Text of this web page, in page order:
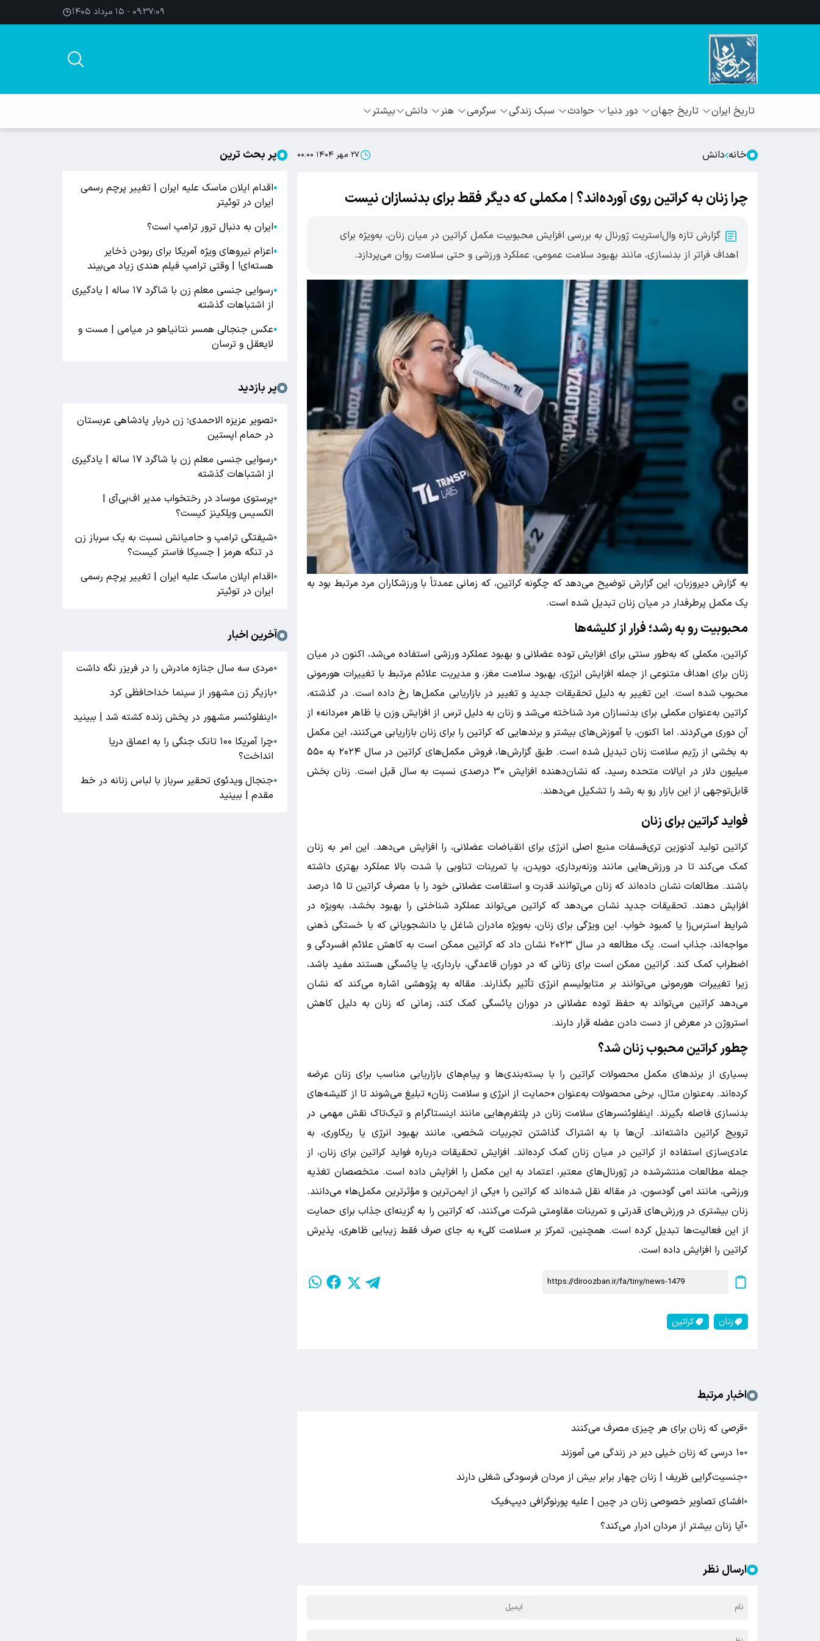
۰۹:۳۷:۱۰ - ۱۵ مرداد ۱۴۰۵
تاریخ ایران تاریخ جهان دور دنیا حوادث سبک زندگی سرگرمی هنر دانش بیشتر
خانه دانش ۲۷ مهر ۱۴۰۴ ۰۰:۰۰
چرا زنان به کراتین روی آورده‌اند؟ | مکملی که دیگر فقط برای بدنسازان نیست
گزارش تازه وال‌استریت ژورنال به بررسی افزایش محبوبیت مکمل کراتین در میان زنان، به‌ویژه برای
اهداف فراتر از بدنسازی، مانند بهبود سلامت عمومی، عملکرد ورزشی و حتی سلامت روان می‌پردازد.
به گزارش دیروزبان، این گزارش توضیح می‌دهد که چگونه کراتین، که زمانی عمدتاً با ورزشکاران مرد مرتبط بود به
یک مکمل پرطرفدار در میان زنان تبدیل شده است.
محبوبیت رو به رشد؛ فرار از کلیشه‌ها
کراتین، مکملی که به‌طور سنتی برای افزایش توده عضلانی و بهبود عملکرد ورزشی استفاده می‌شد، اکنون در میان
زنان برای اهداف متنوعی از جمله افزایش انرژی، بهبود سلامت مغز، و مدیریت علائم مرتبط با تغییرات هورمونی
محبوب شده است. این تغییر به دلیل تحقیقات جدید و تغییر در بازاریابی مکمل‌ها رخ داده است. در گذشته،
کراتین به‌عنوان مکملی برای بدنسازان مرد شناخته می‌شد و زنان به دلیل ترس از افزایش وزن یا ظاهر «مردانه» از
آن دوری می‌کردند. اما اکنون، با آموزش‌های بیشتر و برندهایی که کراتین را برای زنان بازاریابی می‌کنند، این مکمل
به بخشی از رژیم سلامت زنان تبدیل شده است. طبق گزارش‌ها، فروش مکمل‌های کراتین در سال ۲۰۲۴ به ۵۵۰
میلیون دلار در ایالات متحده رسید، که نشان‌دهنده افزایش ۳۰ درصدی نسبت به سال قبل است. زنان بخش
قابل‌توجهی از این بازار رو به رشد را تشکیل می‌دهند.
فواید کراتین برای زنان
کراتین تولید آدنوزین تری‌فسفات منبع اصلی انرژی برای انقباضات عضلانی، را افزایش می‌دهد. این امر به زنان
کمک می‌کند تا در ورزش‌هایی مانند وزنه‌برداری، دویدن، یا تمرینات تناوبی با شدت بالا عملکرد بهتری داشته
باشند. مطالعات نشان داده‌اند که زنان می‌توانند قدرت و استقامت عضلانی خود را با مصرف کراتین تا ۱۵ درصد
افزایش دهند. تحقیقات جدید نشان می‌دهد که کراتین می‌تواند عملکرد شناختی را بهبود بخشد، به‌ویژه در
شرایط استرس‌زا یا کمبود خواب. این ویژگی برای زنان، به‌ویژه مادران شاغل یا دانشجویانی که با خستگی ذهنی
مواجه‌اند، جذاب است. یک مطالعه در سال ۲۰۲۳ نشان داد که کراتین ممکن است به کاهش علائم افسردگی و
اضطراب کمک کند. کراتین ممکن است برای زنانی که در دوران قاعدگی، بارداری، یا یائسگی هستند مفید باشد،
زیرا تغییرات هورمونی می‌توانند بر متابولیسم انرژی تأثیر بگذارند. مقاله به پژوهشی اشاره می‌کند که نشان
می‌دهد کراتین می‌تواند به حفظ توده عضلانی در دوران یائسگی کمک کند، زمانی که زنان به دلیل کاهش
استروژن در معرض از دست دادن عضله قرار دارند.
چطور کراتین محبوب زنان شد؟
بسیاری از برندهای مکمل محصولات کراتین را با بسته‌بندی‌ها و پیام‌های بازاریابی مناسب برای زنان عرضه
کرده‌اند. به‌عنوان مثال، برخی محصولات به‌عنوان «حمایت از انرژی و سلامت زنان» تبلیغ می‌شوند تا از کلیشه‌های
بدنسازی فاصله بگیرند. اینفلوئنسرهای سلامت زنان در پلتفرم‌هایی مانند اینستاگرام و تیک‌تاک نقش مهمی در
ترویج کراتین داشته‌اند. آن‌ها با به اشتراک گذاشتن تجربیات شخصی، مانند بهبود انرژی یا ریکاوری، به
عادی‌سازی استفاده از کراتین در میان زنان کمک کرده‌اند. افزایش تحقیقات درباره فواید کراتین برای زنان، از
جمله مطالعات منتشرشده در ژورنال‌های معتبر، اعتماد به این مکمل را افزایش داده است. متخصصان تغذیه
ورزشی، مانند امی گودسون، در مقاله نقل شده‌اند که کراتین را «یکی از ایمن‌ترین و مؤثرترین مکمل‌ها» می‌دانند.
زنان بیشتری در ورزش‌های قدرتی و تمرینات مقاومتی شرکت می‌کنند، که کراتین را به گزینه‌ای جذاب برای حمایت
از این فعالیت‌ها تبدیل کرده است. همچنین، تمرکز بر «سلامت کلی» به جای صرف فقط زیبایی ظاهری، پذیرش
کراتین را افزایش داده است.
زنان کراتین
اخبار مرتبط
●قرصی که زنان برای هر چیزی مصرف می‌کنند
●۱۰ درسی که زنان خیلی دیر در زندگی می آموزند
●جنسیت‌گرایی ظریف | زنان چهار برابر بیش از مردان فرسودگی شغلی دارند
●افشای تصاویر خصوصی زنان در چین | علیه پورنوگرافی دیپ‌فیک
●آیا زنان بیشتر از مردان ادرار می‌کند؟
ارسال نظر
پر بحث ترین
●اقدام ایلان ماسک علیه ایران | تغییر پرچم رسمی
ایران در توئیتر
●ایران به دنبال ترور ترامپ است؟
●اعزام نیروهای ویژه آمریکا برای ربودن ذخایر
هسته‌ای! | وقتی ترامپ فیلم هندی زیاد می‌بیند
●
رسوایی جنسی معلم زن با شاگرد ۱۷ ساله | یادگیری
از اشتباهات گذشته
●عکس جنجالی همسر نتانیاهو در میامی | مست و
لایعقل و ترسان
پر بازدید
●تصویر عزیزه الاحمدی؛ زن دربار پادشاهی عربستان
در حمام اپستین
●
رسوایی جنسی معلم زن با شاگرد ۱۷ ساله | یادگیری
از اشتباهات گذشته
●پرستوی موساد در رختخواب مدیر اف‌بی‌آی |
الکسیس ویلکینز کیست؟
●شیفتگی ترامپ و حامیانش نسبت به یک سرباز زن
در تنگه هرمز | جسیکا فاستر کیست؟
●اقدام ایلان ماسک علیه ایران | تغییر پرچم رسمی
ایران در توئیتر
آخرین اخبار
●مردی سه سال جنازه مادرش را در فریزر نگه داشت
●بازیگر زن مشهور از سینما خداحافظی کرد
●اینفلوئنسر مشهور در پخش زنده کشته شد | ببینید
●
چرا آمریکا ۱۰۰ تانک جنگی را به اعماق دریا
انداخت؟
●جنجال ویدئوی تحقیر سرباز با لباس زنانه در خط
مقدم | ببینید